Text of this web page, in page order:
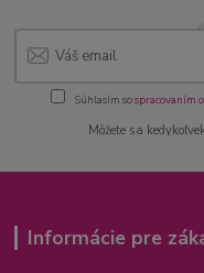
Súhlasím sospracovaním
Môžete sa
Informácie pre